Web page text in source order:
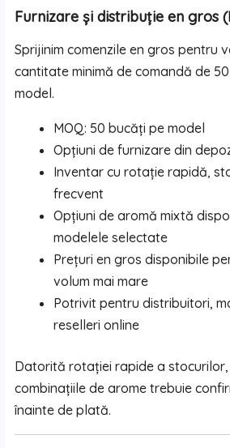
Furnizare și distribuție en gros
Sprijinim comenzile en gros pentru
cantitate minimă de comandă de
model.
MOQ: 50 bucăți pe model
Opțiuni de furnizare din
Inventar cu rotație rapidă,
frecvent
Opțiuni de aromă mixtă
modelele selectate
Prețuri en gros disponibile
volum mai mare
Potrivit pentru distribuitori,
reselleri online
Datorită rotației rapide a
combinațiile de arome trebuie
înainte de plată.